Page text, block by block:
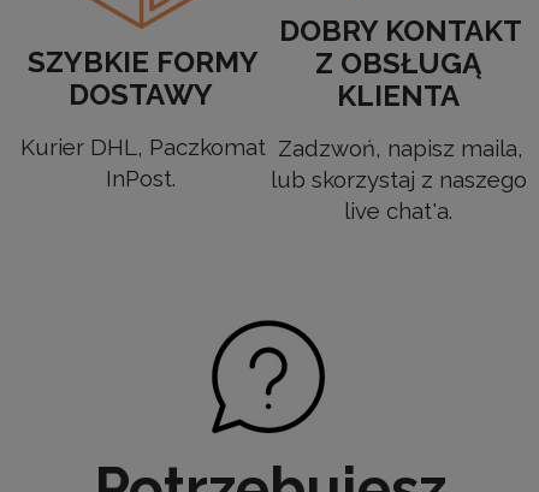
SZYBKIE FORMY
DOSTAWY
Kurier DHL, Paczkomat
InPost.
DOBRY KONTAKT
Z OBSŁUGĄ
KLIENTA
Zadzwoń, napisz maila,
lub skorzystaj z naszego
live chat'a.